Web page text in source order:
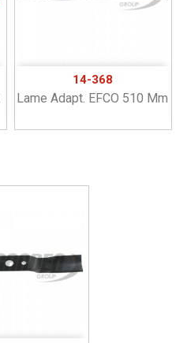
14-368
Lame Adapt. EFCO 510 Mm